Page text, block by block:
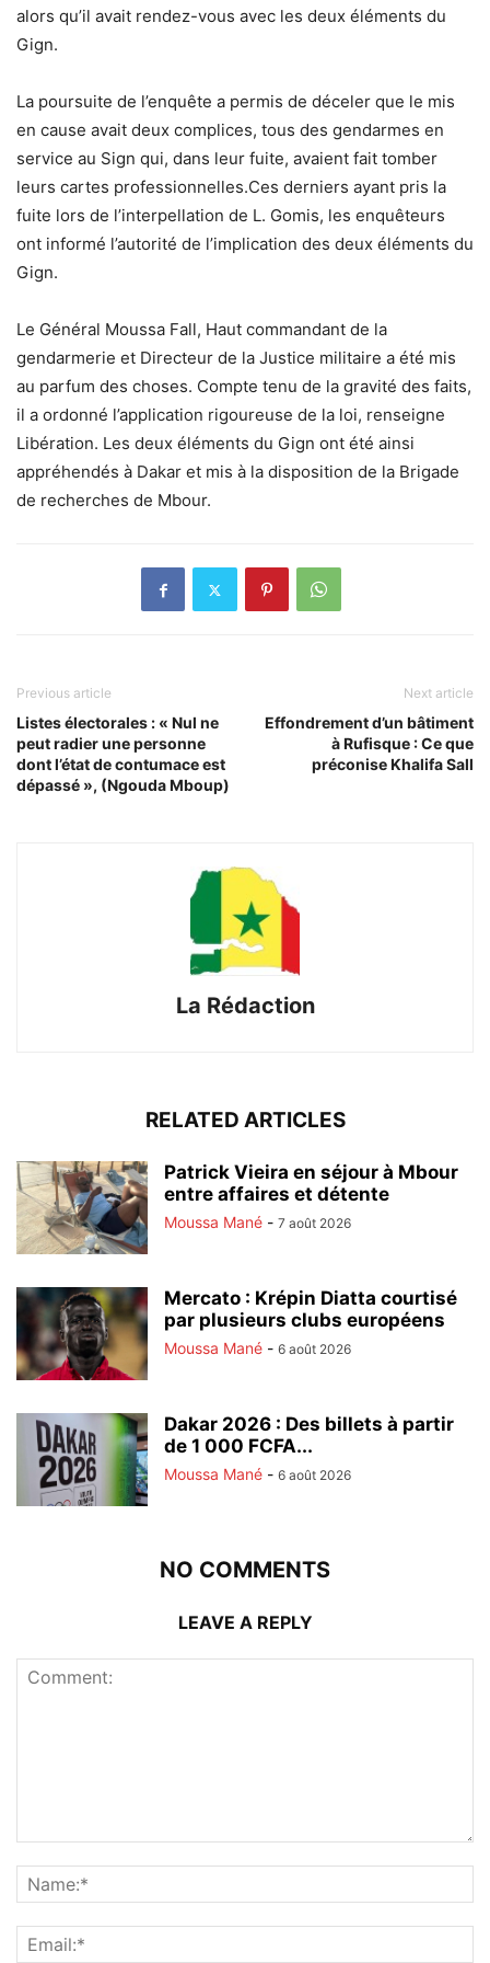
alors qu’il avait rendez-vous avec les deux éléments du
Gign.
La poursuite de l’enquête a permis de déceler que le mis
en cause avait deux complices, tous des gendarmes en
service au Sign qui, dans leur fuite, avaient fait tomber
leurs cartes professionnelles.Ces derniers ayant pris la
fuite lors de l’interpellation de L. Gomis, les enquêteurs
ont informé l’autorité de l’implication des deux éléments du
Gign.
Le Général Moussa Fall, Haut commandant de la
gendarmerie et Directeur de la Justice militaire a été mis
au parfum des choses. Compte tenu de la gravité des faits,
il a ordonné l’application rigoureuse de la loi, renseigne
Libération. Les deux éléments du Gign ont été ainsi
appréhendés à Dakar et mis à la disposition de la Brigade
de recherches de Mbour.
Previous article
Listes électorales : « Nul ne
peut radier une personne
dont l’état de contumace est
dépassé », (Ngouda Mboup)
Next article
Effondrement d’un bâtiment
à Rufisque : Ce que
préconise Khalifa Sall
La Rédaction
RELATED ARTICLES
Patrick Vieira en séjour à Mbour
entre affaires et détente
Moussa Mané - 7 août 2026
Mercato : Krépin Diatta courtisé
par plusieurs clubs européens
Moussa Mané - 6 août 2026
Dakar 2026 : Des billets à partir
de 1 000 FCFA...
Moussa Mané - 6 août 2026
NO COMMENTS
LEAVE A REPLY